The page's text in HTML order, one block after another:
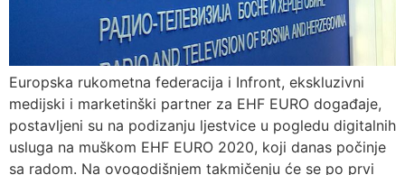
Europska rukometna federacija i Infront, ekskluzivni
medijski i marketinški partner za EHF EURO događaje,
postavljeni su na podizanju ljestvice u pogledu digitalnih
usluga na muškom EHF EURO 2020, koji danas počinje
sa radom. Na ovogodišnjem takmičenju će se po prvi